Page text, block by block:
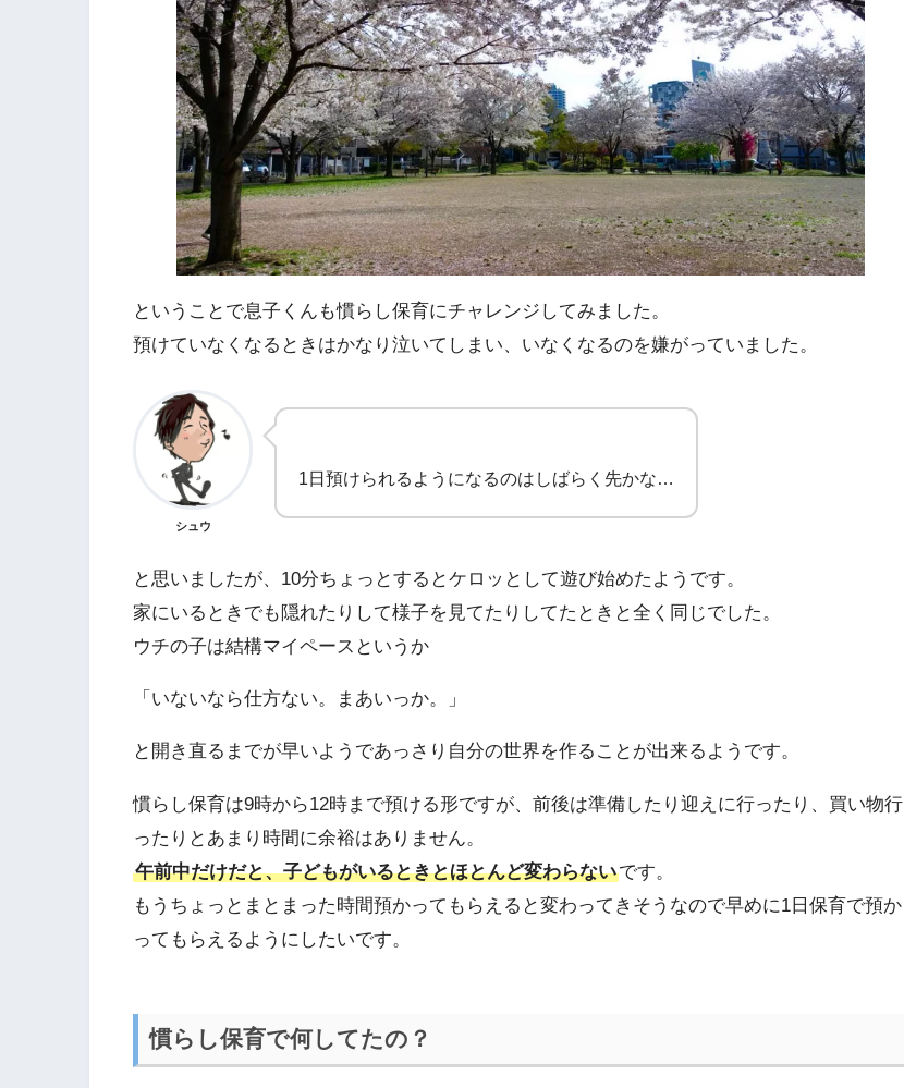
ということで息子くんも慣らし保育にチャレンジしてみました。
預けていなくなるときはかなり泣いてしまい、いなくなるのを嫌がっていました。
シュウ
1日預けられるようになるのはしばらく先かな…
と思いましたが、10分ちょっとするとケロッとして遊び始めたようです。
家にいるときでも隠れたりして様子を見てたりしてたときと全く同じでした。
ウチの子は結構マイペースというか
「いないなら仕方ない。まあいっか。」
と開き直るまでが早いようであっさり自分の世界を作ることが出来るようです。
慣らし保育は9時から12時まで預ける形ですが、前後は準備したり迎えに行ったり、買い物行
ったりとあまり時間に余裕はありません。
午前中だけだと、子どもがいるときとほとんど変わらないです。
もうちょっとまとまった時間預かってもらえると変わってきそうなので早めに1日保育で預か
ってもらえるようにしたいです。
慣らし保育で何してたの？